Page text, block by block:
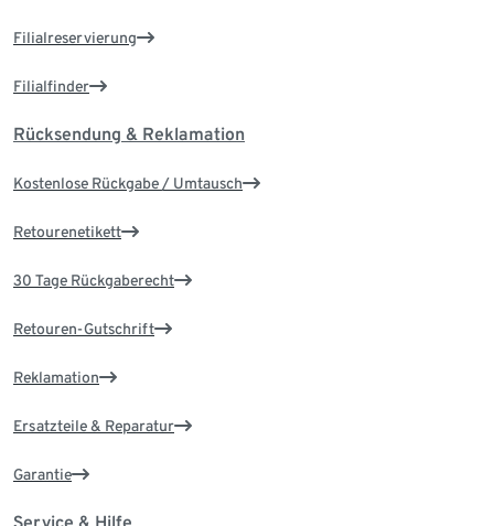
Filialreservierung
Filialfinder
Rücksendung & Reklamation
Kostenlose Rückgabe / Umtausch
Retourenetikett
30 Tage Rückgaberecht
Retouren-Gutschrift
Reklamation
Ersatzteile & Reparatur
Garantie